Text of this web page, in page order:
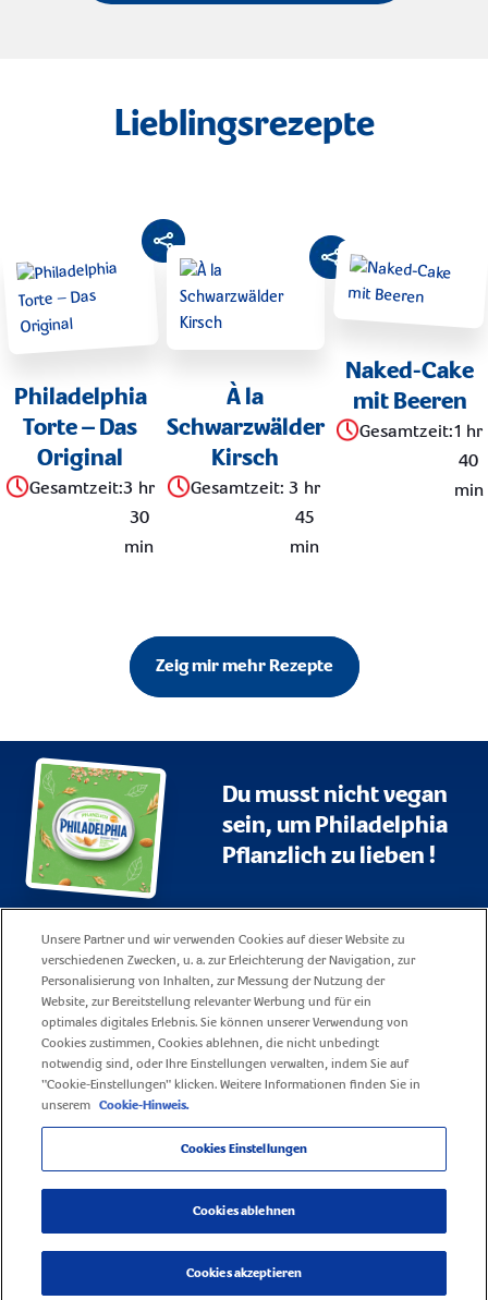
Lieblingsrezepte
Philadelphia
Torte – Das
Original
Gesamtzeit:3 hr
30
min
À la
Schwarzwälder
Kirsch
Gesamtzeit: 3 hr
45
min
Naked-Cake
mit Beeren
Gesamtzeit:1 hr
40
min
Zeig mir mehr Rezepte
Du musst nicht vegan
sein, um Philadelphia
Pflanzlich zu lieben !
Sitemap
Impressum
Unsere Cookie Policy
Fragen
Datenschutzerklärung
Nutzungsbedingungen
Kontakt
Karriere
© 2026 Mondelez Schweiz – Alle Rechte vorbehalten
Unsere Partner und wir verwenden Cookies auf dieser Website zu
verschiedenen Zwecken, u. a. zur Erleichterung der Navigation, zur
Personalisierung von Inhalten, zur Messung der Nutzung der
Website, zur Bereitstellung relevanter Werbung und für ein
optimales digitales Erlebnis. Sie können unserer Verwendung von
Cookies zustimmen, Cookies ablehnen, die nicht unbedingt
notwendig sind, oder Ihre Einstellungen verwalten, indem Sie auf
"Cookie-Einstellungen" klicken. Weitere Informationen finden Sie in
unserem
Cookie-Hinweis.
Cookies Einstellungen
Cookies ablehnen
Cookies akzeptieren